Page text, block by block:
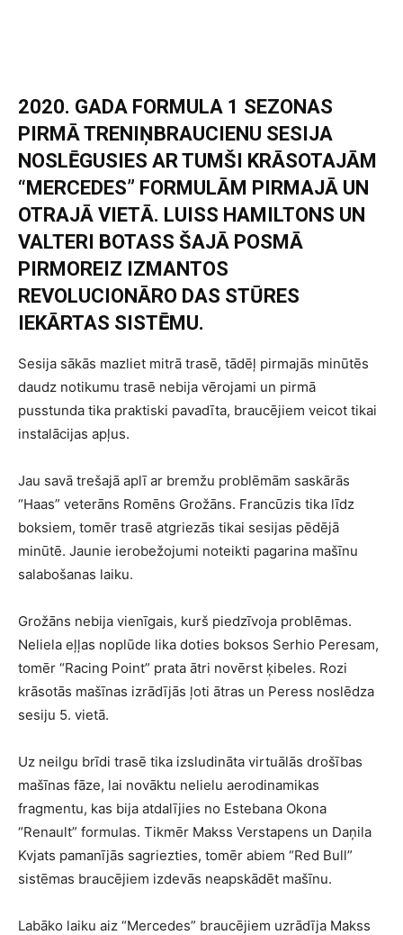
2020. GADA FORMULA 1 SEZONAS
PIRMĀ TRENIŅBRAUCIENU SESIJA
NOSLĒGUSIES AR TUMŠI KRĀSOTAJĀM
“MERCEDES” FORMULĀM PIRMAJĀ UN
OTRAJĀ VIETĀ. LUISS HAMILTONS UN
VALTERI BOTASS ŠAJĀ POSMĀ
PIRMOREIZ IZMANTOS
REVOLUCIONĀRO DAS STŪRES
IEKĀRTAS SISTĒMU.
Sesija sākās mazliet mitrā trasē, tādēļ pirmajās minūtēs
daudz notikumu trasē nebija vērojami un pirmā
pusstunda tika praktiski pavadīta, braucējiem veicot tikai
instalācijas apļus.
Jau savā trešajā aplī ar bremžu problēmām saskārās
“Haas” veterāns Romēns Grožāns. Francūzis tika līdz
boksiem, tomēr trasē atgriezās tikai sesijas pēdējā
minūtē. Jaunie ierobežojumi noteikti pagarina mašīnu
salabošanas laiku.
Grožāns nebija vienīgais, kurš piedzīvoja problēmas.
Neliela eļļas noplūde lika doties boksos Serhio Peresam,
tomēr “Racing Point” prata ātri novērst ķibeles. Rozi
krāsotās mašīnas izrādījās ļoti ātras un Peress noslēdza
sesiju 5. vietā.
Uz neilgu brīdi trasē tika izsludināta virtuālās drošības
mašīnas fāze, lai novāktu nelielu aerodinamikas
fragmentu, kas bija atdalījies no Estebana Okona
“Renault” formulas. Tikmēr Makss Verstapens un Daņila
Kvjats pamanījās sagriezties, tomēr abiem “Red Bull”
sistēmas braucējiem izdevās neapskādēt mašīnu.
Labāko laiku aiz “Mercedes” braucējiem uzrādīja Makss